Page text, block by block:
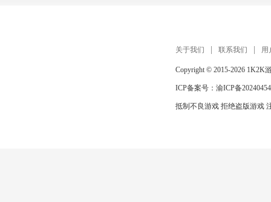
关于我们 联系我们 用
Copyright © 2015-2026 1K2K
ICP备案号： 渝ICP备
抵制不良游戏 拒绝盗版游戏